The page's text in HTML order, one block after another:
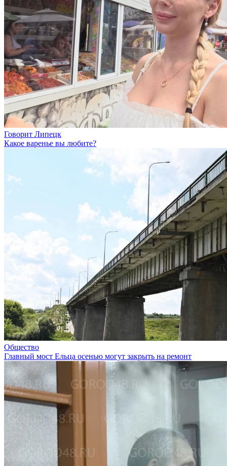
Говорит Липецк
Какое варенье вы любите?
Общество
Главный мост Ельца осенью могут закрыть на ремонт